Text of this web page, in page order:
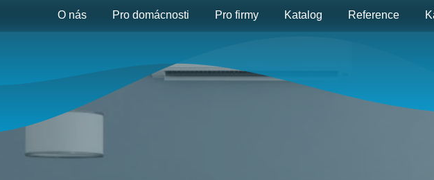
O nás Pro domácnosti Pro firmy Katalog Reference